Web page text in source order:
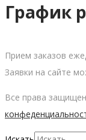
График
Прием заказов
Заявки на сайте
Все права